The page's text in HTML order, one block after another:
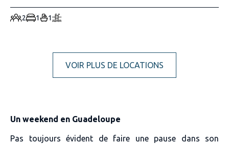
2 1 1
VOIR PLUS DE LOCATIONS
Un weekend en Guadeloupe
Pas toujours évident de faire une pause dans son